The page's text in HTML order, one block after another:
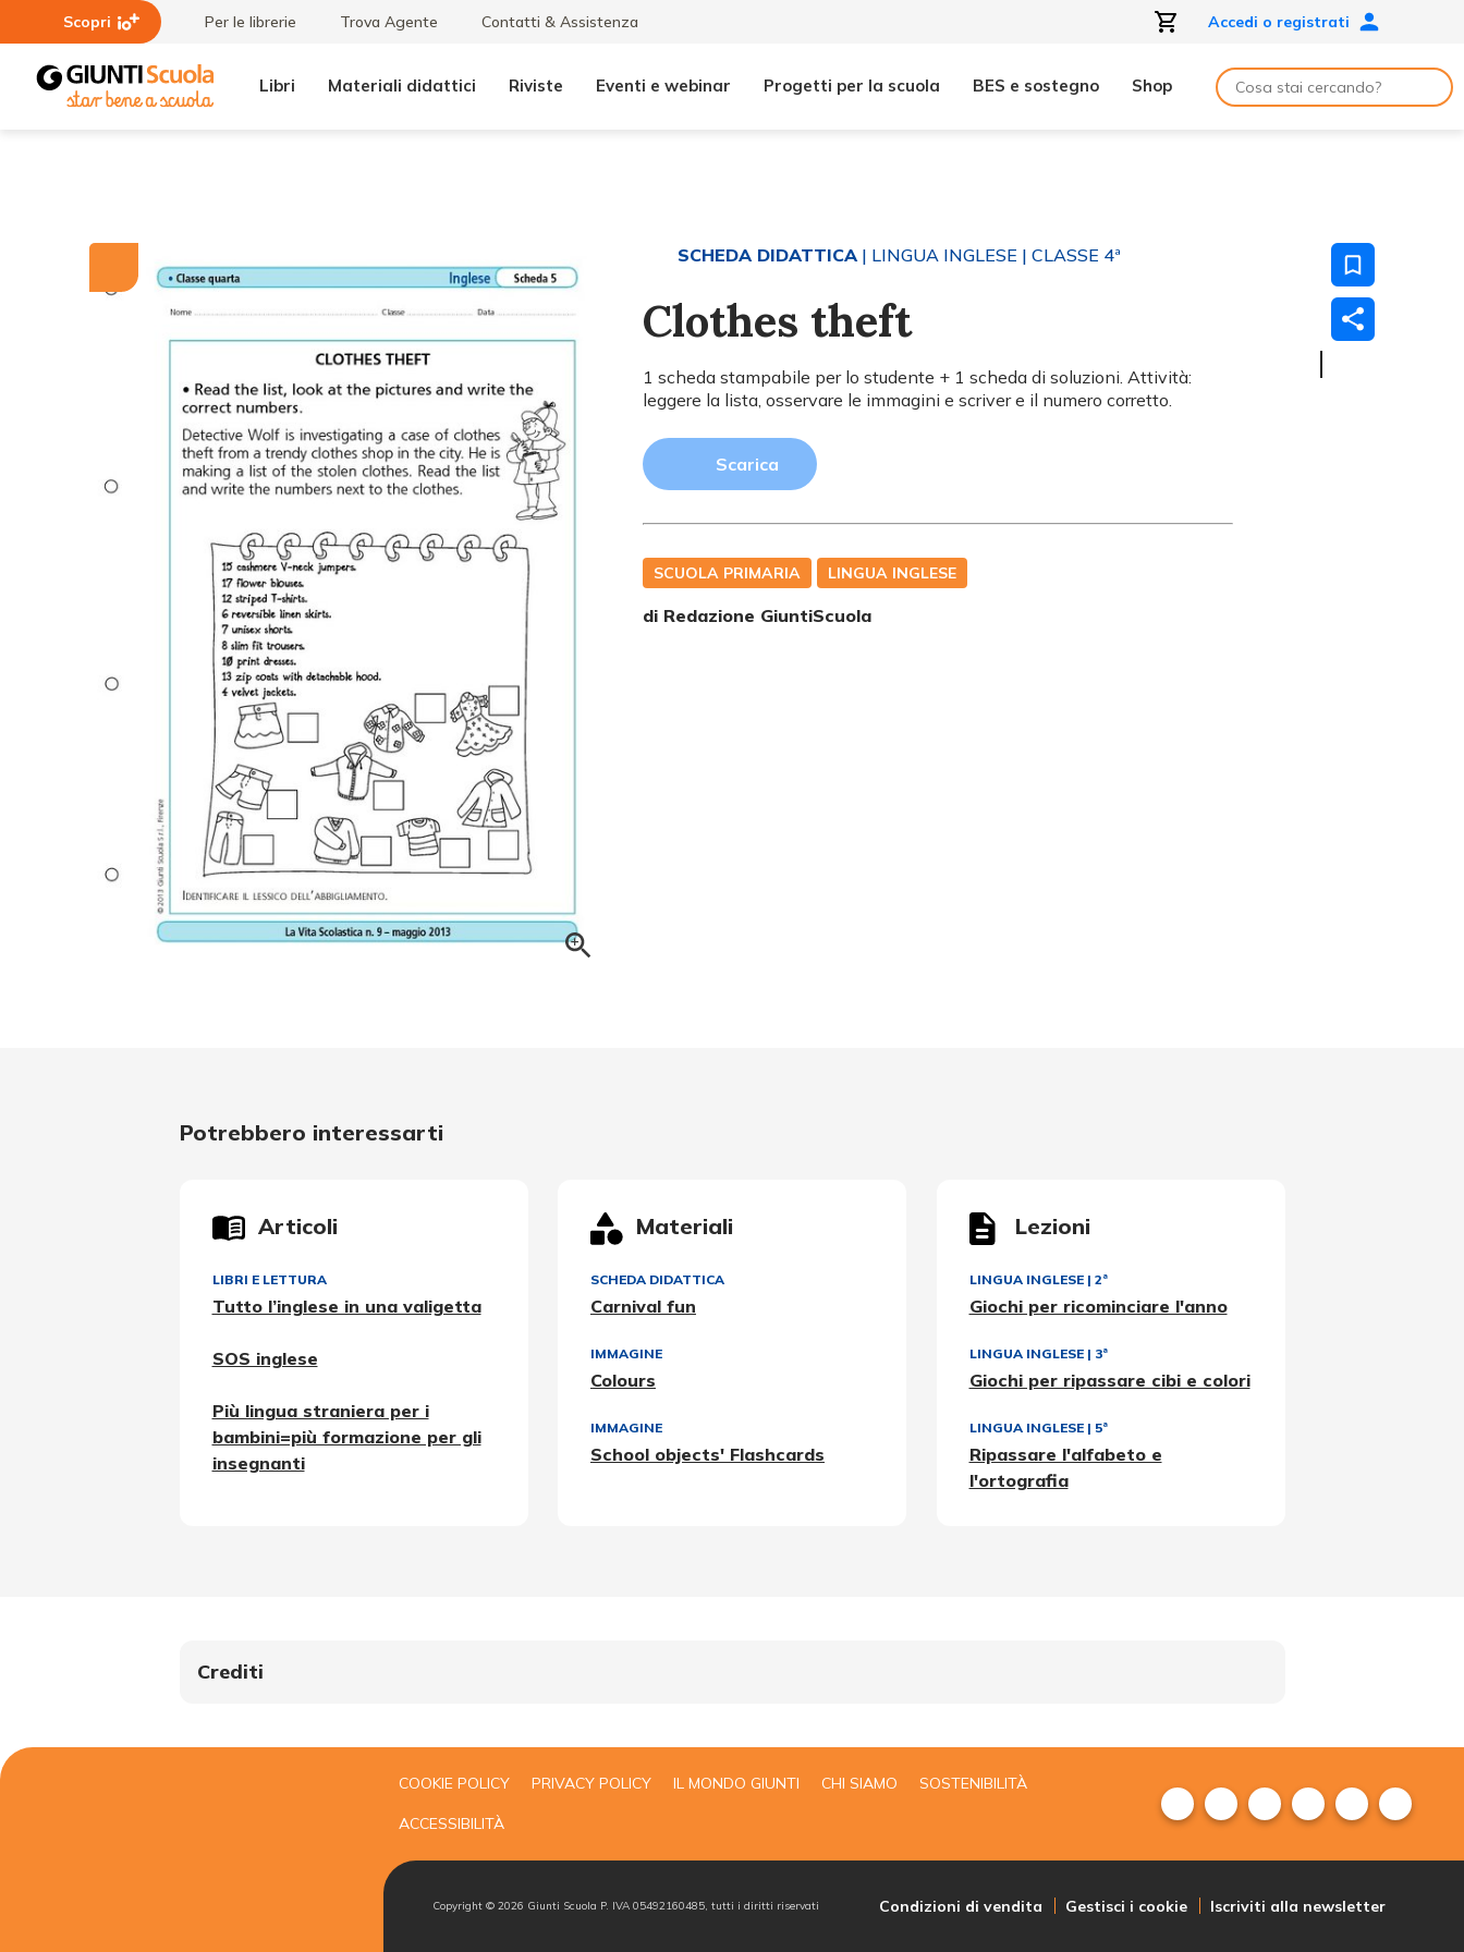
Scopri Per le librerie Trova Agente Contatti & Assistenza Accedi o registrati
Libri Materiali didattici Riviste Eventi e webinar Progetti per la scuola BES e sostegno Shop
SCHEDA DIDATTICA| LINGUA INGLESE | CLASSE 4ª
Clothes theft
1 scheda stampabile per lo studente + 1 scheda di soluzioni. Attività:
leggere la lista, osservare le immagini e scriver e il numero corretto.
Scarica
SCUOLA PRIMARIA LINGUA INGLESE
di Redazione GiuntiScuola
Potrebbero interessarti
Articoli
LIBRI E LETTURA
Tutto l’inglese in una valigetta
SOS inglese
Più lingua straniera per i
bambini=più formazione per gli
insegnanti
Materiali
SCHEDA DIDATTICA
Carnival fun
IMMAGINE
Colours
IMMAGINE
School objects' Flashcards
Lezioni
LINGUA INGLESE| 2ª
Giochi per ricominciare l'anno
LINGUA INGLESE| 3ª
Giochi per ripassare cibi e colori
LINGUA INGLESE| 5ª
Ripassare l'alfabeto e
l'ortografia
Crediti
COOKIE POLICY PRIVACY POLICY IL MONDO GIUNTI CHI SIAMO SOSTENIBILITÀ
ACCESSIBILITÀ
Copyright © 2026 Giunti Scuola P. IVA 05492160485, tutti i diritti riservati Condizioni di vendita Gestisci i cookie Iscriviti alla newsletter